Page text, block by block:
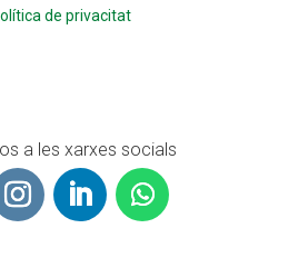
de privacitat
a les xarxes socials